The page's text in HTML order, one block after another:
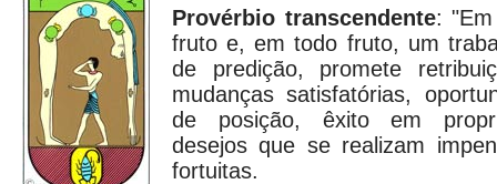
Provérbio transcendente:
fruto e, em todo fruto, um
de predição, promete
mudanças satisfatórias,
de posição, êxito em
desejos que se realizam
fortuitas.